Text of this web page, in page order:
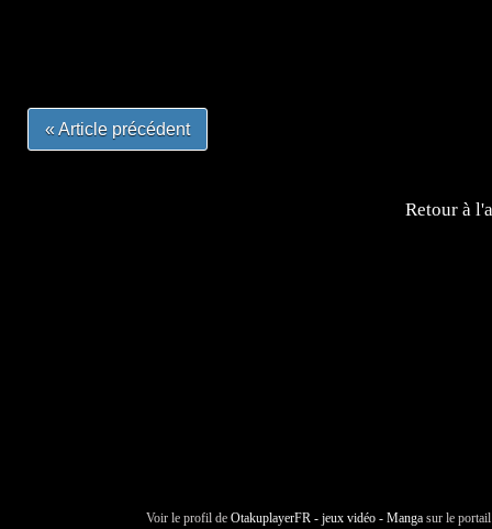
« Article précédent
Retour à
Voir le profil de OtakuplayerFR - jeux vidéo - Manga sur le